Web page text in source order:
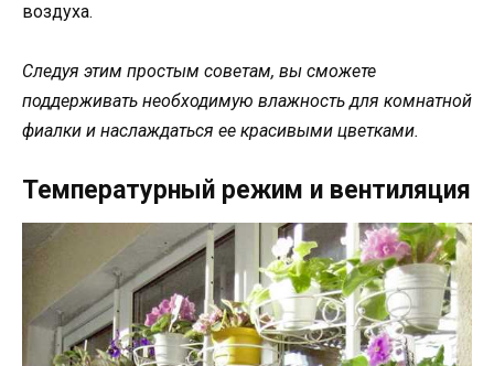
воздуха.
Следуя этим простым советам, вы сможете
поддерживать необходимую влажность для комнатной
фиалки и наслаждаться ее красивыми цветками.
Температурный режим и вентиляция